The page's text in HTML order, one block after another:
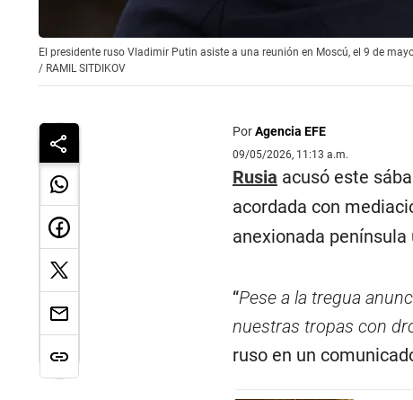
El presidente ruso Vladimir Putin asiste a una reunión en Moscú, el 9 de
/ RAMIL SITDIKOV
PorAgencia EFE
09/05/2026, 11:13 a.m.
Rusia acusó este
acordada con
anexionada península
“Pese a la tregua
nuestras tropas con
ruso en un